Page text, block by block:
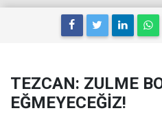
TEZCAN: ZULME
EĞMEYECEĞİZ!